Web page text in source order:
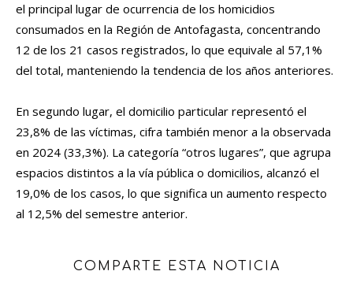
el principal lugar de ocurrencia de los homicidios
consumados en la Región de Antofagasta, concentrando
12 de los 21 casos registrados, lo que equivale al 57,1%
del total, manteniendo la tendencia de los años anteriores.
En segundo lugar, el domicilio particular representó el
23,8% de las víctimas, cifra también menor a la observada
en 2024 (33,3%). La categoría “otros lugares”, que agrupa
espacios distintos a la vía pública o domicilios, alcanzó el
19,0% de los casos, lo que significa un aumento respecto
al 12,5% del semestre anterior.
COMPARTE ESTA NOTICIA